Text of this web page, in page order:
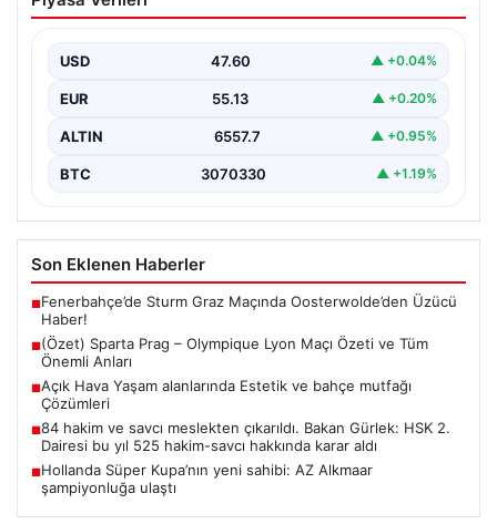
Maçı Özeti ve Tüm Önemli Anları
USD 47.60 ▲ +0.04%
EUR 55.13 ▲ +0.20%
ALTIN 6557.7 ▲ +0.95%
BTC 3070330 ▲ +1.19%
Son Eklenen Haberler
■Fenerbahçe’de Sturm Graz Maçında Oosterwolde’den Üzücü
Haber!
■(Özet) Sparta Prag – Olympique Lyon Maçı Özeti ve Tüm
Önemli Anları
■Açık Hava Yaşam alanlarında Estetik ve bahçe mutfağı
Çözümleri
■84 hakim ve savcı meslekten çıkarıldı. Bakan Gürlek: HSK 2.
Dairesi bu yıl 525 hakim-savcı hakkında karar aldı
■Hollanda Süper Kupa’nın yeni sahibi: AZ Alkmaar
şampiyonluğa ulaştı